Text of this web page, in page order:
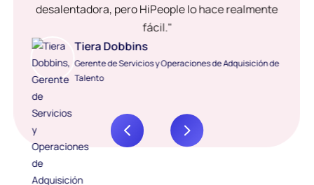
desalentadora, pero HiPeople lo hace realmente
fácil."
Tiera Dobbins
Gerente de Servicios y Operaciones de Adquisición de
Talento